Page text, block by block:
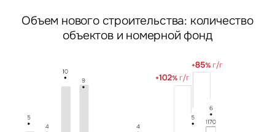
Объем нового строительства: количество
объектов и номерной фонд